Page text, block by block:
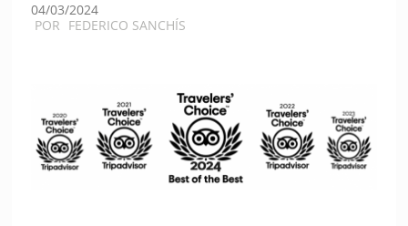
04/03/2024
POR FEDERICO SANCHÍS